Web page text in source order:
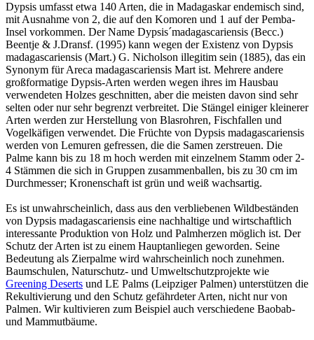
Dypsis umfasst etwa 140 Arten, die in Madagaskar endemisch sind,
mit Ausnahme von 2, die auf den Komoren und 1 auf der Pemba-
Insel vorkommen. Der Name Dypsis´madagascariensis (Becc.)
Beentje & J.Dransf. (1995) kann wegen der Existenz von Dypsis
madagascariensis (Mart.) G. Nicholson illegitim sein (1885), das ein
Synonym für Areca madagascariensis Mart ist. Mehrere andere
großformatige Dypsis-Arten werden wegen ihres im Hausbau
verwendeten Holzes geschnitten, aber die meisten davon sind sehr
selten oder nur sehr begrenzt verbreitet. Die Stängel einiger kleinerer
Arten werden zur Herstellung von Blasrohren, Fischfallen und
Vogelkäfigen verwendet. Die Früchte von Dypsis madagascariensis
werden von Lemuren gefressen, die die Samen zerstreuen. Die
Palme kann bis zu 18 m hoch werden mit einzelnem Stamm oder 2-
4 Stämmen die sich in Gruppen zusammenballen, bis zu 30 cm im
Durchmesser; Kronenschaft ist grün und weiß wachsartig.
Es ist unwahrscheinlich, dass aus den verbliebenen Wildbeständen
von Dypsis madagascariensis eine nachhaltige und wirtschaftlich
interessante Produktion von Holz und Palmherzen möglich ist. Der
Schutz der Arten ist zu einem Hauptanliegen geworden. Seine
Bedeutung als Zierpalme wird wahrscheinlich noch zunehmen.
Baumschulen, Naturschutz- und Umweltschutzprojekte wie
Greening Deserts und LE Palms (Leipziger Palmen) unterstützen die
Rekultivierung und den Schutz gefährdeter Arten, nicht nur von
Palmen. Wir kultivieren zum Beispiel auch verschiedene Baobab-
und Mammutbäume.